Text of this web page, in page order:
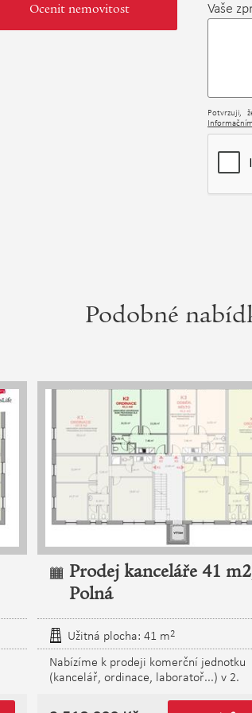
Ocenit nemovitost Vaše
Potvrzuji,
Podobné
Prodej kanceláře 41
Polná
Užitná plocha: 41 m2
Nabízíme k prodeji komerční jednotku
(kancelář, ordinace, laboratoř...) v 2.
budovy umístěné v nově vznikajícím